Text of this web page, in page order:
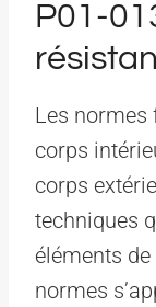
P01-
Les normes
corps
corps
techniques
éléments
normes